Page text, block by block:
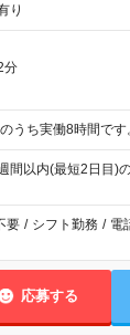
り
分
※表記のうち実働8時間です
間以内(最短2日目)
要 / シフト勤務 / 電
応募する